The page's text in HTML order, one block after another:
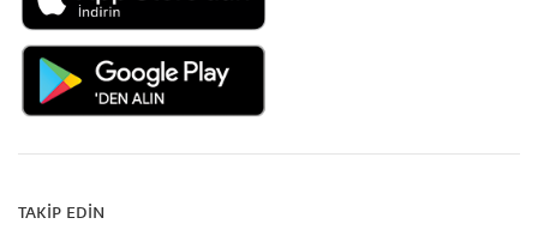
TAKİP EDİN